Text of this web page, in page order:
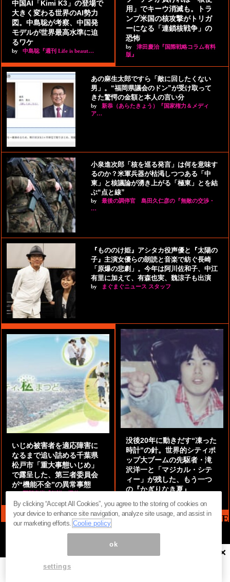
中国AI「Kimi K3」の登場で
大きく変わる世界のAI勢力
図。中島聡が考察、中国発
モデルが世界最高水準に迫
るワケ
by 中島聡『週刊 Life is beaut…
用」でキーウ消滅も。トラ
ンプ米国の核攻撃がトリガ
ーになる「連鎖核戦争」の
恐怖
by
津田慶治『国際戦略コラム有料
版』
あの麻生太郎ですら「敵に回したくない
男」。“福岡県議会のドン”が受け取って
きた驚愕の金額と本人の言い分
by
新恭（あらたきょう）『国家権力＆メディ
ア…
小泉進次郎「核を巡る発言」は何を意味す
るのか？米軍兵器が枯渇しつつある「中
東」と核議論が湧き上がる「極東」とを結
ぶ“点と線”
by
最後の調停官 島田久仁彦の『無敵の交渉・
…
『もののけ姫』アシタカ役声優と『太陽の
子』主演女優らの朗読と音楽で紡ぐ長崎
「原爆の悲劇」。今年は阿川佐和子、中江
有里に加えて、有森也実、魏涼子も出演
by まぐまぐニュース スタッフ
いじめ被害者を適応障害に
なるまで追い詰める千葉県
松戸市「重大事態いじめ」
で露呈した、第三者委員会
が“機能不全”の異常事態
by 阿部泰尚『伝説の探偵』
没後20年に動きだす“凍った
時計”の針。世界的シティポ
ップ大ブームの先駆者・滝
沢洋一と「マジカル・シテ
ィー」が残した、もう一つ
の『かぎりなき夏』
MAG2 NEWS HEADLINE
ページ内の商標は全て商標権者に属します。無断転載を禁じます。 ©
まぐまぐ！
×
By clicking “Accept All Cookies”, you agree to the storing of cookies on
your device to enhance site navigation, analyze site usage, and assist in
our marketing efforts.Coolie policy
ok
settings